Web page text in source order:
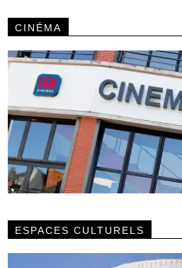
CINÉMA
ESPACES CULTURELS